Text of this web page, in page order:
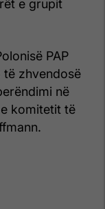
e grupit
PAP
zhvendosë
në
komitetit të